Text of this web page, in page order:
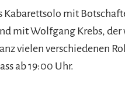
Kabarettsolo mit
mit Wolfgang Krebs,
vielen verschiedenen
ab 19:00 Uhr.